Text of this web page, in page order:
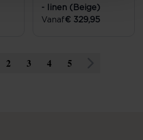
- linen (Beige)
Vanaf€ 329,95
2 3 4 5